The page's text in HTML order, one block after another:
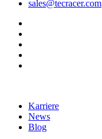
sales@tecracer.com
Karriere
News
Blog